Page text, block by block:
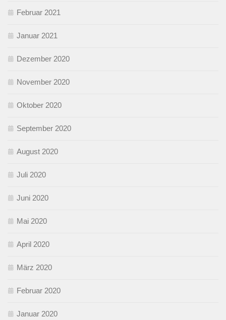
Februar 2021
Januar 2021
Dezember 2020
November 2020
Oktober 2020
September 2020
August 2020
Juli 2020
Juni 2020
Mai 2020
April 2020
März 2020
Februar 2020
Januar 2020